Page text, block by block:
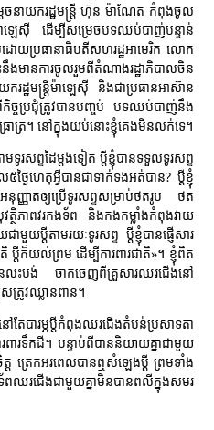
េចនាយករដ្ឋមន្ត្រី ហ៊ុន ម៉ាណែត កំពុងចូល
េស៊ី ដើម្បីសម្រេចបទឈប់បាញ់បន្ទាន់
ដោយប្រធានាធិបតីសហរដ្ឋអាមេរិក លោក
មានការចូលរួមពីតំណាងរដ្ឋាភិបាលចិន
ដ្ឋមន្ត្រីម៉ាឡេស៊ី និងជាប្រធានអាស៊ាន
កិច្ចប្រជុំត្រូវបានបញ្ចប់ បទឈប់បាញ់នឹង
រ។ នៅក្នុងយប់នោះខ្ញុំគេងមិនលក់ទេ។
មទូរសព្ទដៃម្តងទៀត ប្តីខ្ញុំបានទទួលទូរសព្ទ
ៃហេតុអ្វីបានជាទាក់ទងអត់បាន? ប្តីខ្ញុំ
អនុញ្ញាតឲ្យប្រើទូរសព្ទសម្រាប់ថតរូប ថត
ថិភាពវរកងទ័ព និងកងកម្លាំងកំពុងវាយ
ប្តីតាមរយៈទូរសព្ទ ប្តីខ្ញុំបានផ្ញើសារ
ប្តីក៏យល់ព្រម ដើម្បីការពារជាតិ»។ ខ្ញុំពិត
លះបង់ ចាកចេញពីគ្រួសារឈរជើងនៅ
សត្រូវឈ្លានពាន។
បារម្ភប្តីកំពុងឈរជើងតំបន់ប្រសាទតា
រពារទឹកដី។ បន្ទាប់ពីបាននិយាយគ្នាជាមួយ
ត្ត ត្រេកអរពេលបានឮសំឡេងប្តី ព្រមទាំង
រជើងជាមួយគ្នាមិនបានពលីក្នុងសមរ